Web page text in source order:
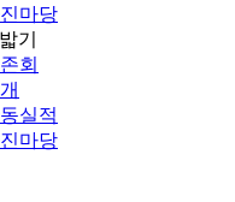
마당
기
회
실적
마당